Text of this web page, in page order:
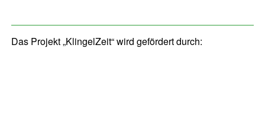
Das Projekt „KlingelZeit“ wird gefördert durch: